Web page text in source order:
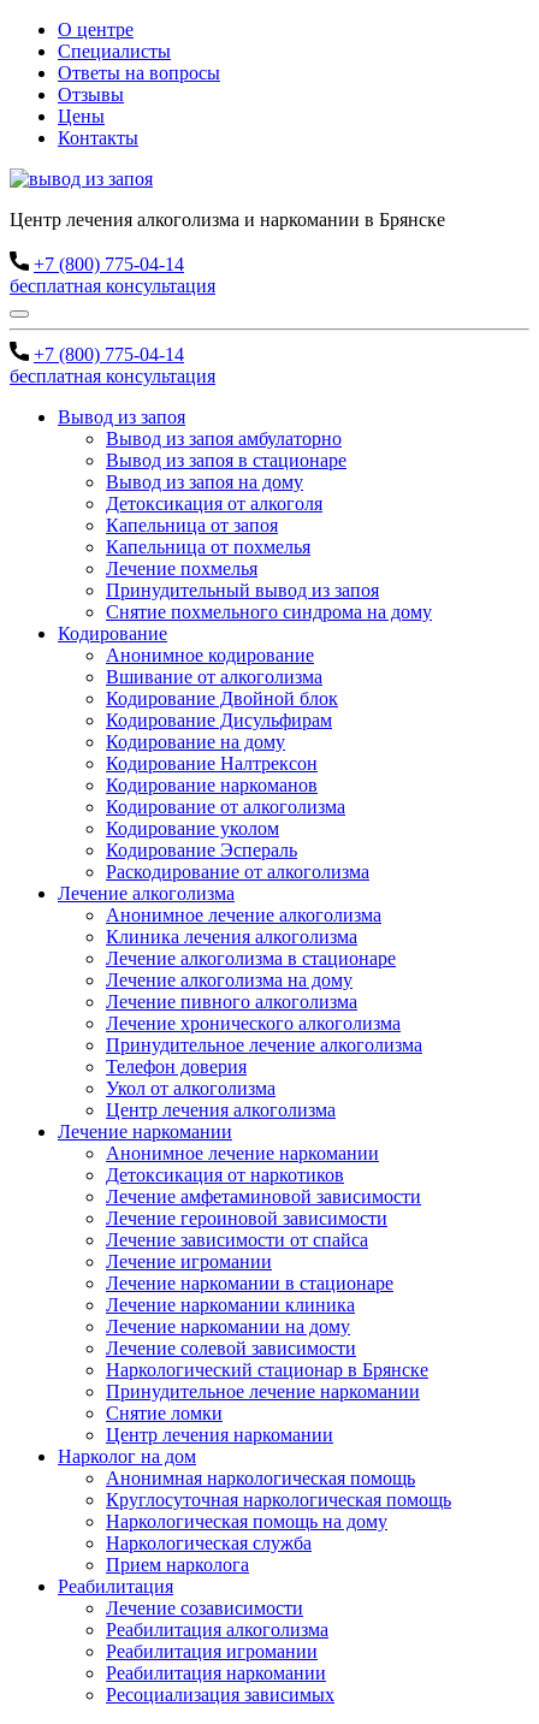
О центре
Специалисты
Ответы на вопросы
Отзывы
Цены
Контакты
Центр лечения алкоголизма и наркомании в Брянске
+7 (800) 775-04-14
бесплатная консультация
+7 (800) 775-04-14
бесплатная консультация
Вывод из запоя
Вывод из запоя амбулаторно
Вывод из запоя в стационаре
Вывод из запоя на дому
Детоксикация от алкоголя
Капельница от запоя
Капельница от похмелья
Лечение похмелья
Принудительный вывод из запоя
Снятие похмельного синдрома на дому
Кодирование
Анонимное кодирование
Вшивание от алкоголизма
Кодирование Двойной блок
Кодирование Дисульфирам
Кодирование на дому
Кодирование Налтрексон
Кодирование наркоманов
Кодирование от алкоголизма
Кодирование уколом
Кодирование Эспераль
Раскодирование от алкоголизма
Лечение алкоголизма
Анонимное лечение алкоголизма
Клиника лечения алкоголизма
Лечение алкоголизма в стационаре
Лечение алкоголизма на дому
Лечение пивного алкоголизма
Лечение хронического алкоголизма
Принудительное лечение алкоголизма
Телефон доверия
Укол от алкоголизма
Центр лечения алкоголизма
Лечение наркомании
Анонимное лечение наркомании
Детоксикация от наркотиков
Лечение амфетаминовой зависимости
Лечение героиновой зависимости
Лечение зависимости от спайса
Лечение игромании
Лечение наркомании в стационаре
Лечение наркомании клиника
Лечение наркомании на дому
Лечение солевой зависимости
Наркологический стационар в Брянске
Принудительное лечение наркомании
Снятие ломки
Центр лечения наркомании
Нарколог на дом
Анонимная наркологическая помощь
Круглосуточная наркологическая помощь
Наркологическая помощь на дому
Наркологическая служба
Прием нарколога
Реабилитация
Лечение созависимости
Реабилитация алкоголизма
Реабилитация игромании
Реабилитация наркомании
Ресоциализация зависимых